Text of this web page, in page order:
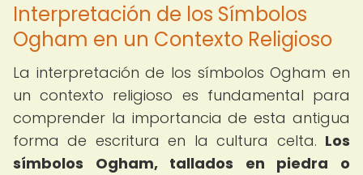
Interpretación de los Símbolos
Ogham en un Contexto Religioso
La interpretación de los símbolos Ogham en
un contexto religioso es fundamental para
comprender la importancia de esta antigua
forma de escritura en la cultura celta. Los
símbolos Ogham, tallados en piedra o